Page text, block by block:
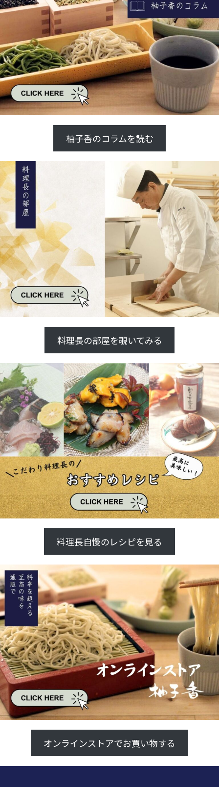
柚子香のコラムを読む
料理長の部屋を覗いてみる
料理長自慢のレシピを見る
オンラインストアでお買い物する